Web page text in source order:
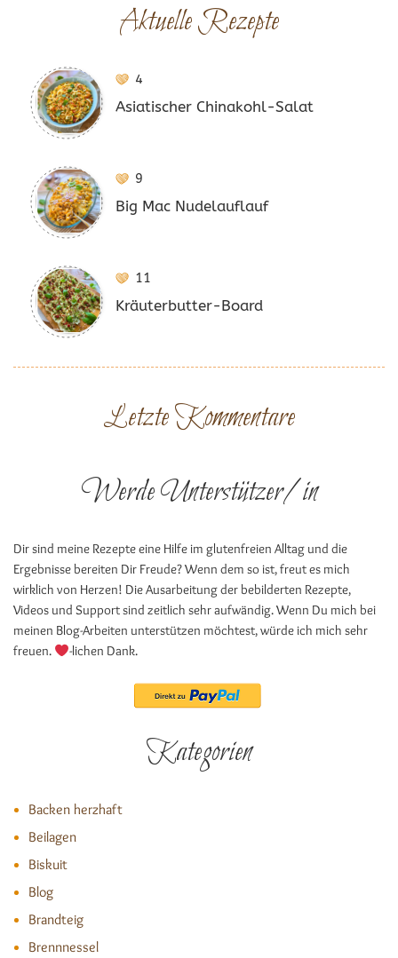
Aktuelle Rezepte
4
Asiatischer Chinakohl-Salat
9
Big Mac Nudelauflauf
11
Kräuterbutter-Board
Letzte Kommentare
Werde Unterstützer/in
Dir sind meine Rezepte eine Hilfe im glutenfreien Alltag und die
Ergebnisse bereiten Dir Freude? Wenn dem so ist, freut es mich
wirklich von Herzen! Die Ausarbeitung der bebilderten Rezepte,
Videos und Support sind zeitlich sehr aufwändig. Wenn Du mich bei
meinen Blog-Arbeiten unterstützen möchtest, würde ich mich sehr
freuen.
-lichen Dank.
Kategorien
Backen herzhaft
Beilagen
Biskuit
Blog
Brandteig
Brennnessel